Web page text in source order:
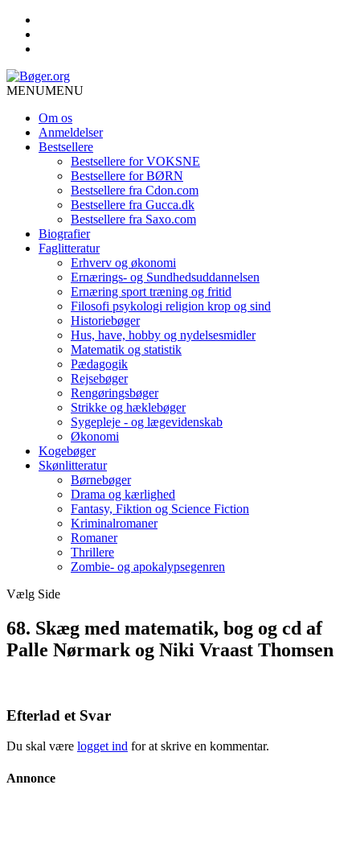
MENUMENU
Om os
Anmeldelser
Bestsellere
Bestsellere for VOKSNE
Bestsellere for BØRN
Bestsellere fra Cdon.com
Bestsellere fra Gucca.dk
Bestsellere fra Saxo.com
Biografier
Faglitteratur
Erhverv og økonomi
Ernærings- og Sundhedsuddannelsen
Ernæring sport træning og fritid
Filosofi psykologi religion krop og sind
Historiebøger
Hus, have, hobby og nydelsesmidler
Matematik og statistik
Pædagogik
Rejsebøger
Rengøringsbøger
Strikke og hæklebøger
Sygepleje - og lægevidenskab
Økonomi
Kogebøger
Skønlitteratur
Børnebøger
Drama og kærlighed
Fantasy, Fiktion og Science Fiction
Kriminalromaner
Romaner
Thrillere
Zombie- og apokalypsegenren
Vælg Side
68. Skæg med matematik, bog og cd af
Palle Nørmark og Niki Vraast Thomsen
Efterlad et Svar
Du skal være logget ind for at skrive en kommentar.
Annonce